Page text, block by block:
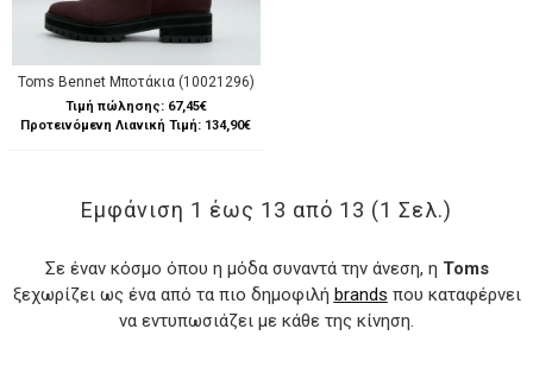
Toms Bennet Μποτάκια (10021296)
Τιμή πώλησης: 67,45€
Προτεινόμενη Λιανική Τιμή: 134,90€
Εμφάνιση 1 έως 13 από 13 (1 Σελ.)
Σε έναν κόσμο όπου η μόδα συναντά την άνεση, η Toms
ξεχωρίζει ως ένα από τα πιο δημοφιλή brands που καταφέρνει
να εντυπωσιάζει με κάθε της κίνηση.